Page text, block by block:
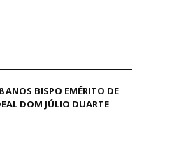
ANOS BISPO EMÉRITO DE
DOM JÚLIO DUARTE